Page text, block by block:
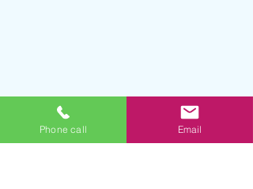
Phone call Email